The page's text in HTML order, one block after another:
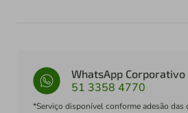
WhatsApp Corporativo
51 3358 4770
*Serviço disponível conforme adesão das